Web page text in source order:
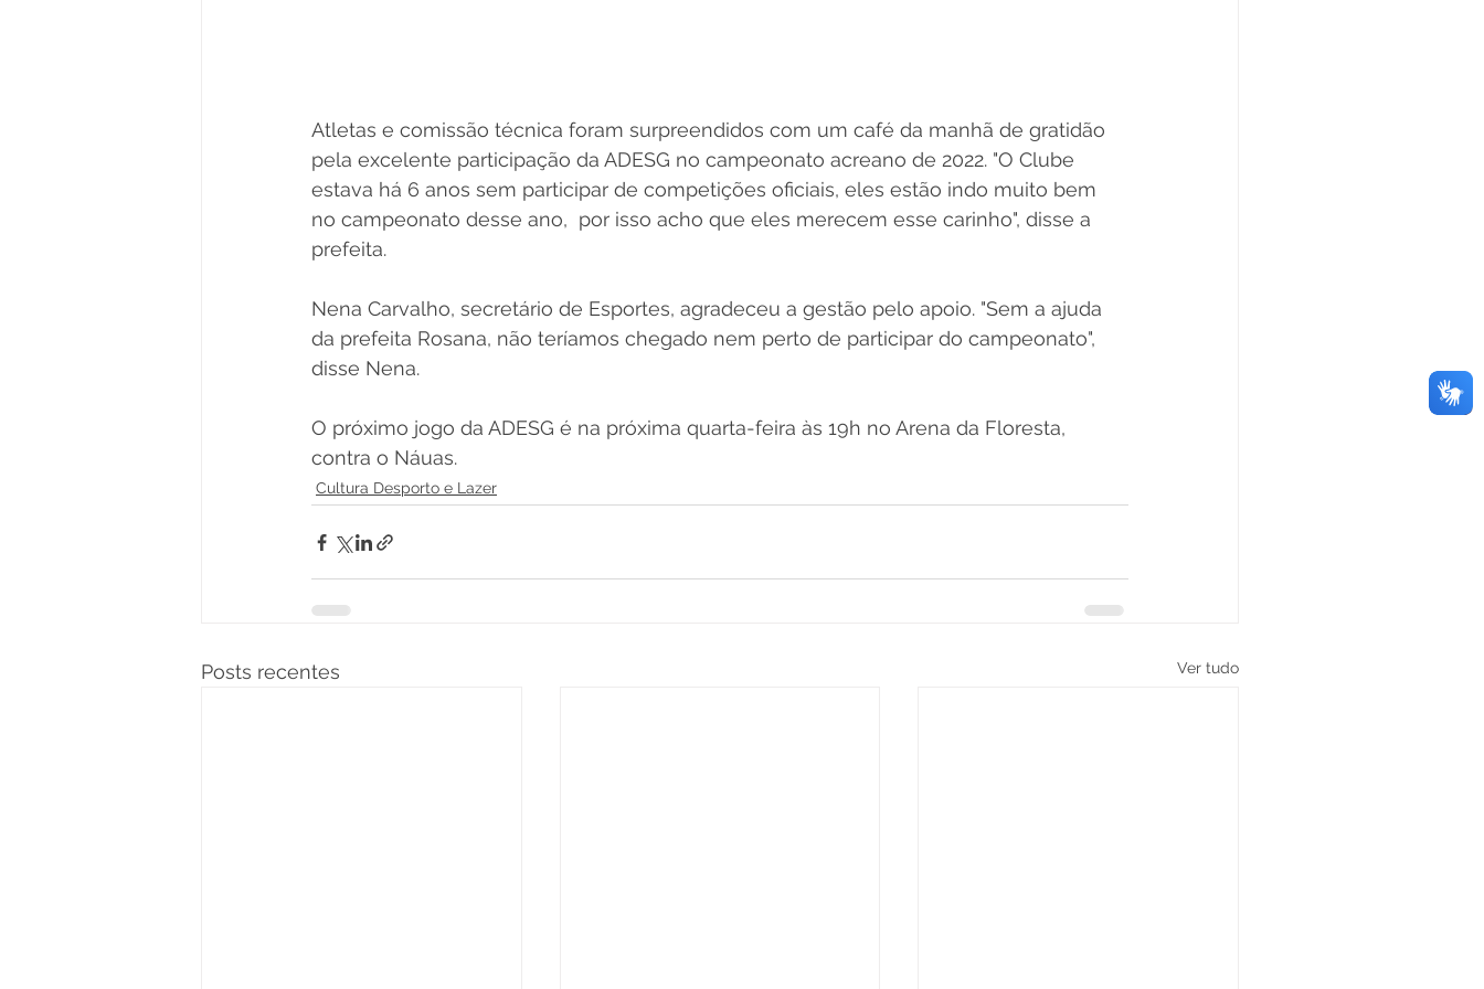
Atletas e comissão técnica foram surpreendidos com um café da manhã de gratidão
pela excelente participação da ADESG no campeonato acreano de 2022. "O Clube
estava há 6 anos sem participar de competições oficiais, eles estão indo muito bem
no campeonato desse ano,  por isso acho que eles merecem esse carinho", disse a
prefeita.
Nena Carvalho, secretário de Esportes, agradeceu a gestão pelo apoio. "Sem a ajuda
da prefeita Rosana, não teríamos chegado nem perto de participar do campeonato",
disse Nena.
O próximo jogo da ADESG é na próxima quarta-feira às 19h no Arena da Floresta,
contra o Náuas.
Cultura Desporto e Lazer
Posts recentes Ver tudo